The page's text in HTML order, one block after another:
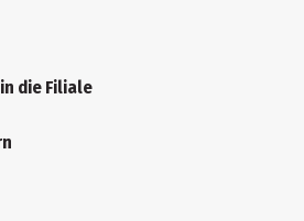
die Filiale